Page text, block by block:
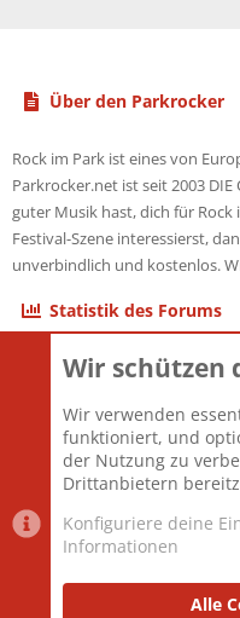
Über den Parkrocker
Rock im Park ist eines von
Parkrocker.net ist seit 2003
guter Musik hast, dich für
Festival-Szene interessierst,
unverbindlich und kostenlos.
Statistik des Forums
Themen
Mitglieder
Neuestes Mitglied
Wir schützen
Wir verwenden
funktioniert, und
der Nutzung zu
Drittanbietern
Konfiguriere deine
Informationen
Alle